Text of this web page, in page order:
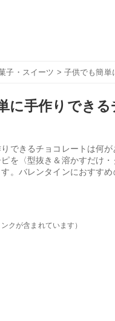
子・スイーツ > 子供でも簡単
に手作りでき
できるチョコレートは何
を〈型抜き＆溶かすだけ
。バレンタインにおすす
クが含まれています）